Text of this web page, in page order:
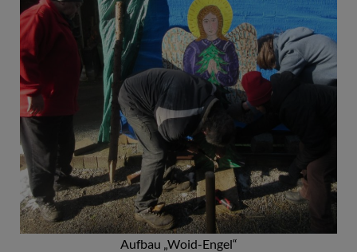
Aufbau „Woid-Engel“